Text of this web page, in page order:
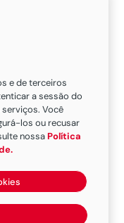
e de terceiros
a sessão do
Você
los ou recusar
nossaPolítica